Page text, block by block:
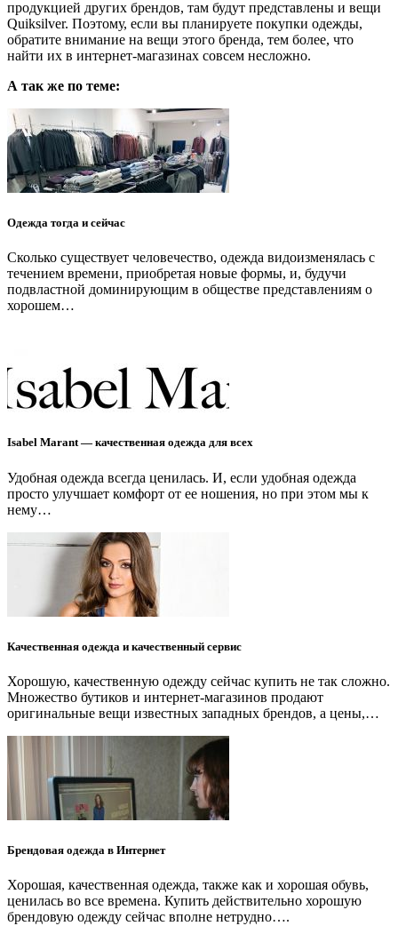
продукцией других брендов, там будут представлены и вещи
Quiksilver. Поэтому, если вы планируете покупки одежды,
обратите внимание на вещи этого бренда, тем более, что
найти их в интернет-магазинах совсем несложно.
А так же по теме:
Одежда тогда и сейчас
Сколько существует человечество, одежда видоизменялась с
течением времени, приобретая новые формы, и, будучи
подвластной доминирующим в обществе представлениям о
хорошем…
Isabel Marant — качественная одежда для всех
Удобная одежда всегда ценилась. И, если удобная одежда
просто улучшает комфорт от ее ношения, но при этом мы к
нему…
Качественная одежда и качественный сервис
Хорошую, качественную одежду сейчас купить не так сложно.
Множество бутиков и интернет-магазинов продают
оригинальные вещи известных западных брендов, а цены,…
Брендовая одежда в Интернет
Хорошая, качественная одежда, также как и хорошая обувь,
ценилась во все времена. Купить действительно хорошую
брендовую одежду сейчас вполне нетрудно….